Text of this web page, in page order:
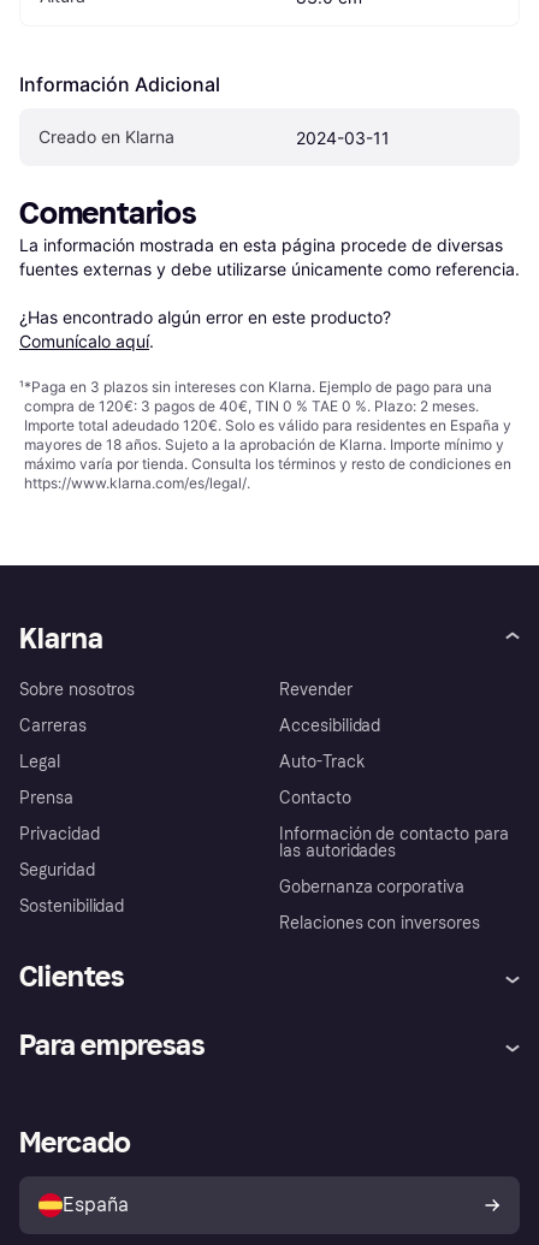
Información Adicional
Creado en Klarna 2024-03-11
Comentarios
La información mostrada en esta página procede de diversas
fuentes externas y debe utilizarse únicamente como referencia.
¿Has encontrado algún error en este producto?
Comunícalo aquí.
¹*Paga en 3 plazos sin intereses con Klarna. Ejemplo de pago para una
compra de 120€: 3 pagos de 40€, TIN 0 % TAE 0 %. Plazo: 2 meses.
Importe total adeudado 120€. Solo es válido para residentes en España y
mayores de 18 años. Sujeto a la aprobación de Klarna. Importe mínimo y
máximo varía por tienda. Consulta los términos y resto de condiciones en
https://www.klarna.com/es/legal/.
Klarna
Sobre nosotros
Carreras
Legal
Prensa
Privacidad
Seguridad
Sostenibilidad
Revender
Accesibilidad
Auto-Track
Contacto
Información de contacto para
las autoridades
Gobernanza corporativa
Relaciones con inversores
Clientes
Inicio de sesión
Directorio de tiendas
Política de protección al
comprador de Klarna
Reclamaciones
Para empresas
Acceso empresas
Mercado
España